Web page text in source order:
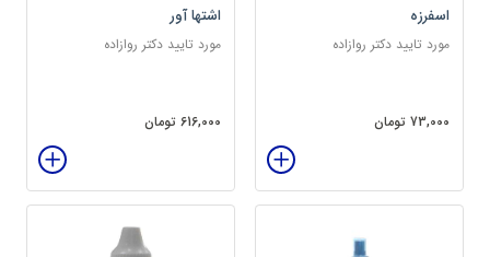
اسفرزه
مورد تایید دکتر روازاده
73,000 تومان
اشتها آور
مورد تایید دکتر روازاده
616,000 تومان